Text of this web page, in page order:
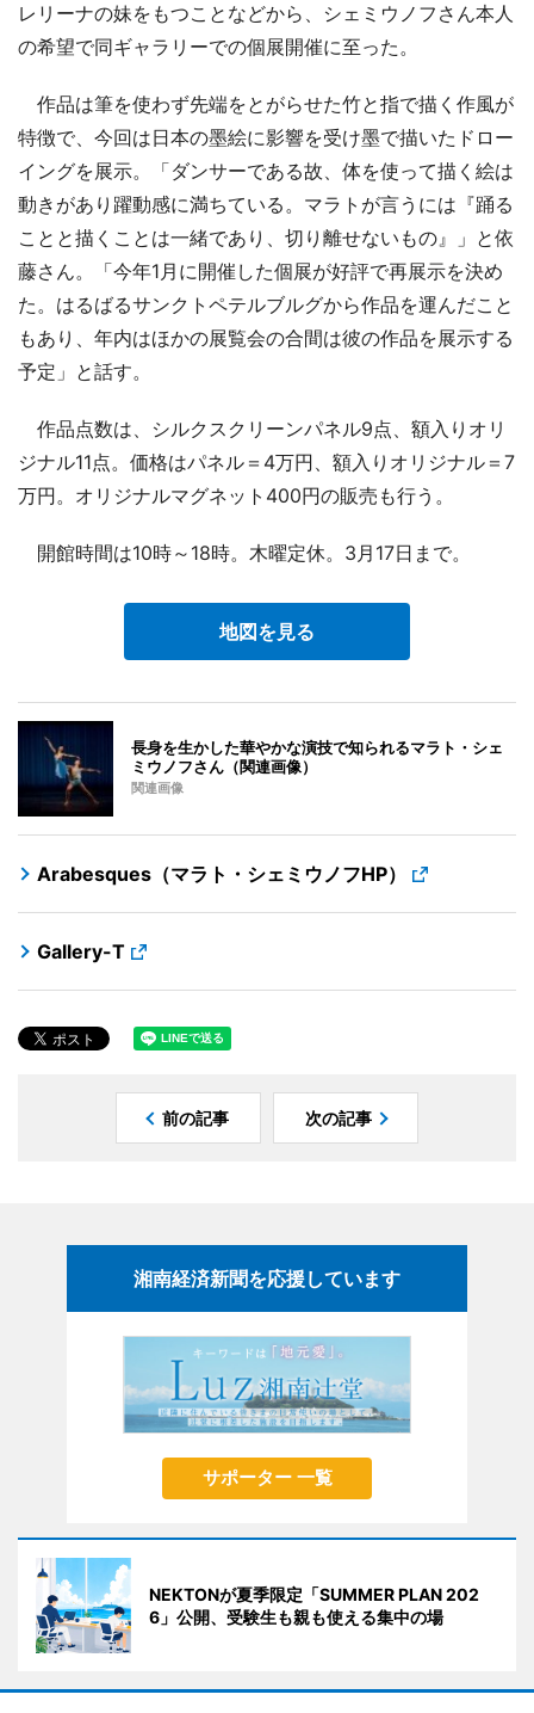
レリーナの妹をもつことなどから、シェミウノフさん本人
の希望で同ギャラリーでの個展開催に至った。
作品は筆を使わず先端をとがらせた竹と指で描く作風が
特徴で、今回は日本の墨絵に影響を受け墨で描いたドロー
イングを展示。「ダンサーである故、体を使って描く絵は
動きがあり躍動感に満ちている。マラトが言うには『踊る
ことと描くことは一緒であり、切り離せないもの』」と依
藤さん。「今年1月に開催した個展が好評で再展示を決め
た。はるばるサンクトペテルブルグから作品を運んだこと
もあり、年内はほかの展覧会の合間は彼の作品を展示する
予定」と話す。
作品点数は、シルクスクリーンパネル9点、額入りオリ
ジナル11点。価格はパネル＝4万円、額入りオリジナル＝7
万円。オリジナルマグネット400円の販売も行う。
開館時間は10時～18時。木曜定休。3月17日まで。
地図を見る
長身を生かした華やかな演技で知られるマラト・シェ
ミウノフさん（関連画像）
関連画像
Arabesques（マラト・シェミウノフHP）
Gallery-T
前の記事 次の記事
湘南経済新聞を応援しています
サポーター 一覧
NEKTONが夏季限定「SUMMER PLAN 202
6」公開、受験生も親も使える集中の場